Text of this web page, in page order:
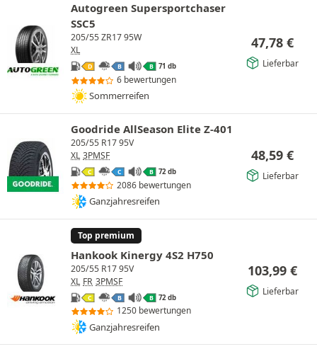
Autogreen Supersportchaser
SSC5
205/55 ZR17 95W
XL
D B B 71 db
6 bewertungen
Sommerreifen
47,78 €
Lieferbar
Goodride AllSeason Elite Z-401
205/55 R17 95V
XL 3PMSF
C C B 72 db
2086 bewertungen
Ganzjahresreifen
48,59 €
Lieferbar
Top premium
Hankook Kinergy 4S2 H750
205/55 R17 95V
XL FR 3PMSF
C B B 72 db
1250 bewertungen
Ganzjahresreifen
103,99 €
Lieferbar